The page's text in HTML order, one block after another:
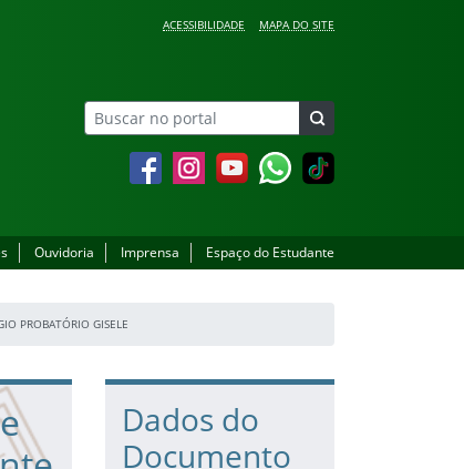
ACESSIBILIDADE MAPA DO SITE
FacebookInstagramYouTubeWhatsapp
Ouvidoria Imprensa Espaço do Estudante
PROBATÓRIO GISELE
Dados do
Documento